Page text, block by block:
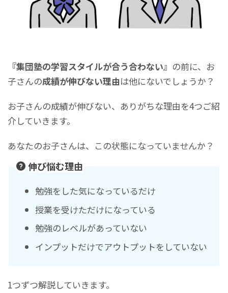
『集団塾の学習スタイルが合う合わない』 の前に、お
子さんの成績が伸びない理由は他にないでしょうか？
お子さんの成績が伸びない、ありがちな理由を4つご紹
介していきます。
あなたのお子さんは、この状態になっていませんか？
伸び悩む理由
勉強をした気になっているだけ
授業を受けただけになっている
勉強のレベルがあっていない
インプットだけでアウトプットをしていない
1つずつ解説していきます。